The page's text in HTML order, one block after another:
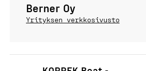
Berner Oy
Yrityksen verkkosivusto